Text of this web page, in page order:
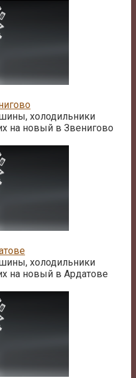
холодильники
на новый в Звенигово
холодильники
на новый в Ардатове